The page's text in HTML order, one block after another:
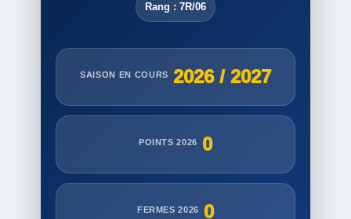
Rang : 7R/06
SAISON EN COURS 2026 / 2027
POINTS 2026 0
FERMES 2026 0